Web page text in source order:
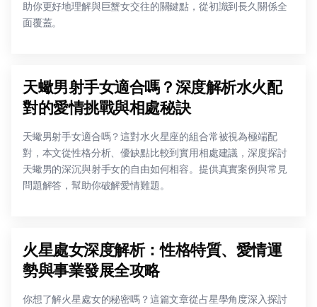
助你更好地理解與巨蟹女交往的關鍵點，從初識到長久關係全
面覆蓋。
天蠍男射手女適合嗎？深度解析水火配
對的愛情挑戰與相處秘訣
天蠍男射手女適合嗎？這對水火星座的組合常被視為極端配
對，本文從性格分析、優缺點比較到實用相處建議，深度探討
天蠍男的深沉與射手女的自由如何相容。提供真實案例與常見
問題解答，幫助你破解愛情難題。
火星處女深度解析：性格特質、愛情運
勢與事業發展全攻略
你想了解火星處女的秘密嗎？這篇文章從占星學角度深入探討